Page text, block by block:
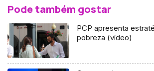
Pode também gostar
PCP apresenta
pobreza (vídeo)